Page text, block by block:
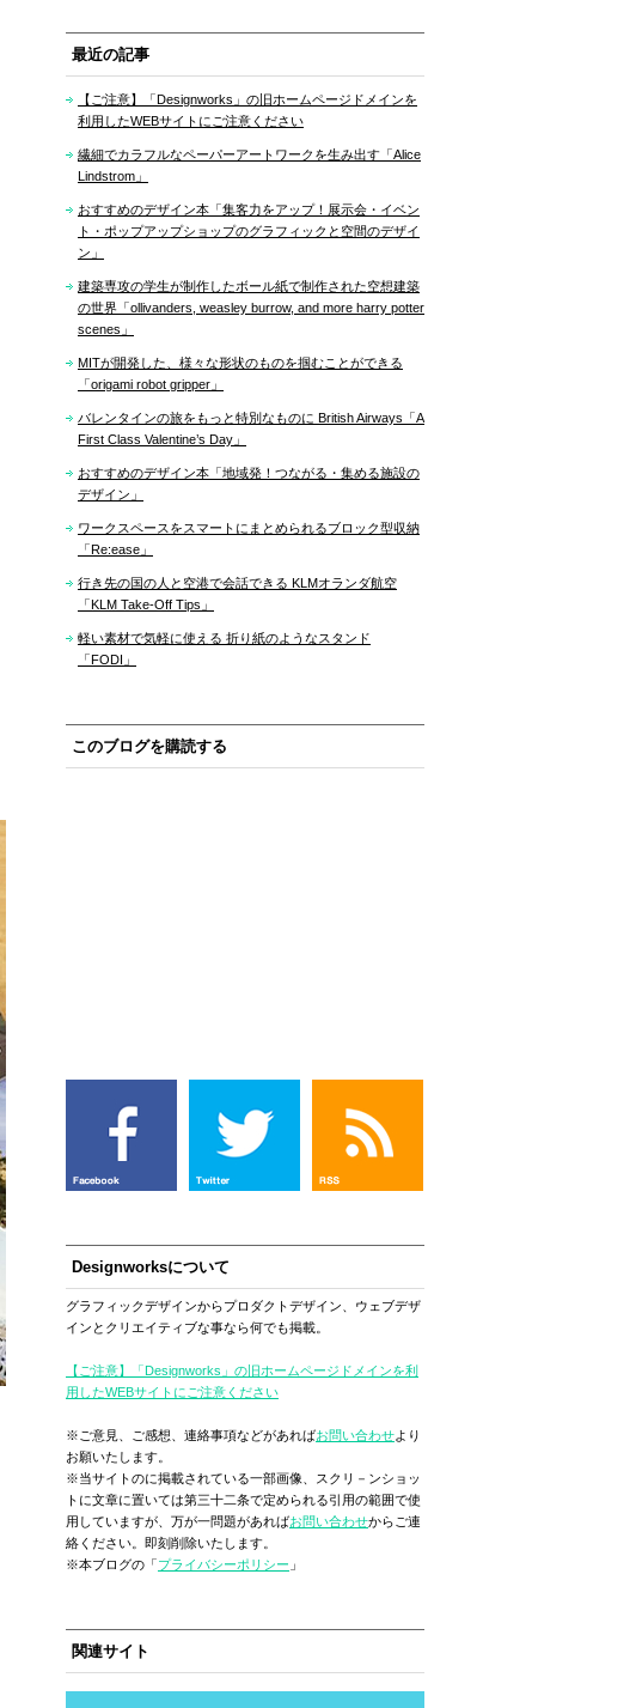
最近の記事
【ご注意】「Designworks」の旧ホームページドメインを
利用したWEBサイトにご注意ください
繊細でカラフルなペーパーアートワークを生み出す「Alice
Lindstrom」
おすすめのデザイン本「集客力をアップ！展示会・イベン
ト・ポップアップショップのグラフィックと空間のデザイ
ン」
建築専攻の学生が制作したボール紙で制作された空想建築
の世界「ollivanders, weasley burrow, and more harry potter
scenes」
MITが開発した、様々な形状のものを掴むことができる
「origami robot gripper」
バレンタインの旅をもっと特別なものに British Airways「A
First Class Valentine’s Day」
おすすめのデザイン本「地域発！つながる・集める施設の
デザイン」
ワークスペースをスマートにまとめられるブロック型収納
「Re:ease」
行き先の国の人と空港で会話できる KLMオランダ航空
「KLM Take-Off Tips」
軽い素材で気軽に使える 折り紙のようなスタンド
「FODI」
このブログを購読する
Designworksについて
グラフィックデザインからプロダクトデザイン、ウェブデザ
インとクリエイティブな事なら何でも掲載。
【ご注意】「Designworks」の旧ホームページドメインを利
用したWEBサイトにご注意ください
※ご意見、ご感想、連絡事項などがあればお問い合わせより
お願いたします。
※当サイトのに掲載されている一部画像、スクリ－ンショッ
トに文章に置いては第三十二条で定められる引用の範囲で使
用していますが、万が一問題があればお問い合わせからご連
絡ください。即刻削除いたします。
※本ブログの「プライバシーポリシー 」
関連サイト